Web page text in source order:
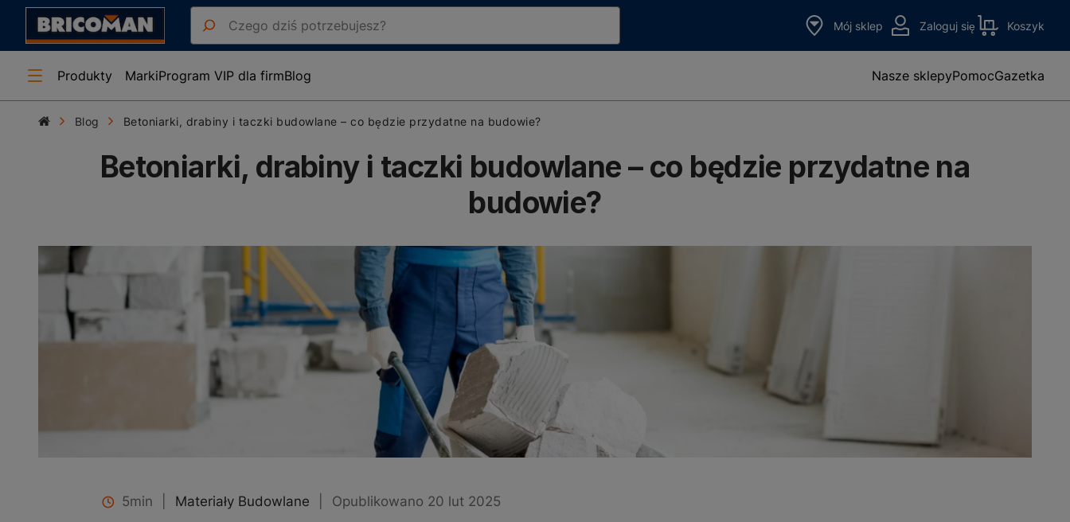
Mój sklep Zaloguj się Koszyk
Produkty MarkiProgram VIP dla firmBlog Nasze sklepyPomocGazetka
Blog Betoniarki, drabiny i taczki budowlane – co będzie przydatne na budowie?
Betoniarki, drabiny i taczki budowlane – co będzie przydatne na
budowie?
5min Materiały Budowlane Opublikowano 20 lut 2025